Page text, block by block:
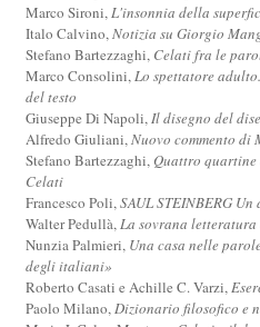
Marco Sironi,L'insonnia della
Italo Calvino,Notizia su Giorgio
Stefano Bartezzaghi, Celati fra le
Marco Consolini,Lo spettatore
del testo
Giuseppe Di Napoli,Il disegno del
Alfredo Giuliani,Nuovo commento di
Stefano Bartezzaghi,Quattro
Celati
Francesco Poli,SAUL STEINBERG
Walter Pedullà,La sovrana
Nunzia Palmieri, Una casa nelle
degli italiani»
Roberto Casati e Achille C. Varzi,
Paolo Milano,Dizionario filosofico e